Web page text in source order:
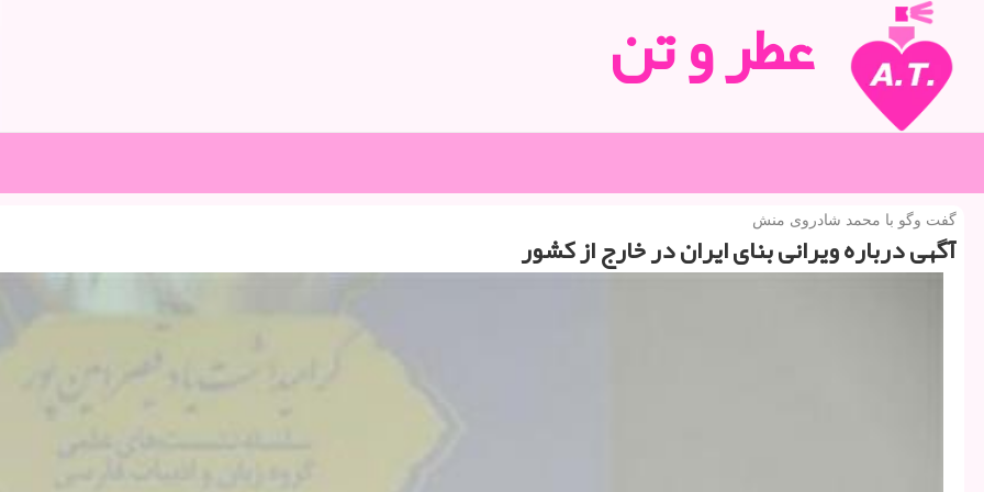
عطر و تن
گفت وگو با محمد شادروی منش
آگهی درباره ویرانی بنای ایران در خارج از كشور